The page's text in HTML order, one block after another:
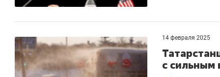
14 февраля 2025
с сильным